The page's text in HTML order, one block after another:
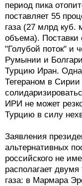
период пика
поставляет 55
газа (27 млрд куб.
объема). Поставки
"Голубой поток" и
Румынии и
Турцию Иран.
Тегераном в
ИРИ не может
Турцию в силу
Заявления
альтернативных
российского не
располагает
газа: в Мармара